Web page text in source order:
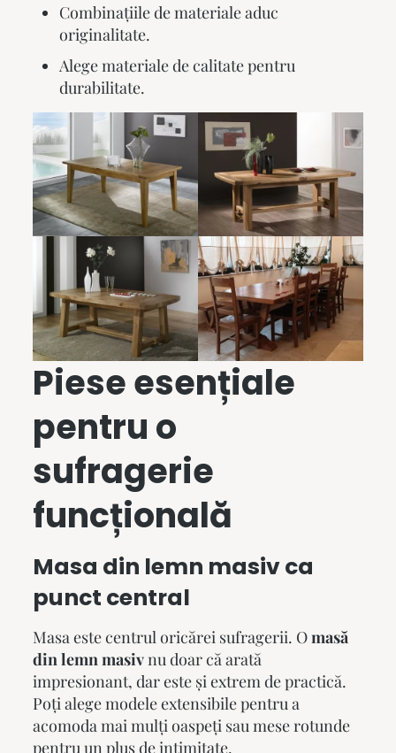
Combinațiile de materiale aduc
originalitate.
Alege materiale de calitate pentru
durabilitate.
Piese esențiale
pentru o
sufragerie
funcțională
Masa din lemn masiv ca
punct central
Masa este centrul oricărei sufragerii. Omasă
din lemn masivnu doar că arată
impresionant, dar este și extrem de practică.
Poți alege modele extensibile pentru a
acomoda mai mulți oaspeți sau mese rotunde
pentru un plus de intimitate.